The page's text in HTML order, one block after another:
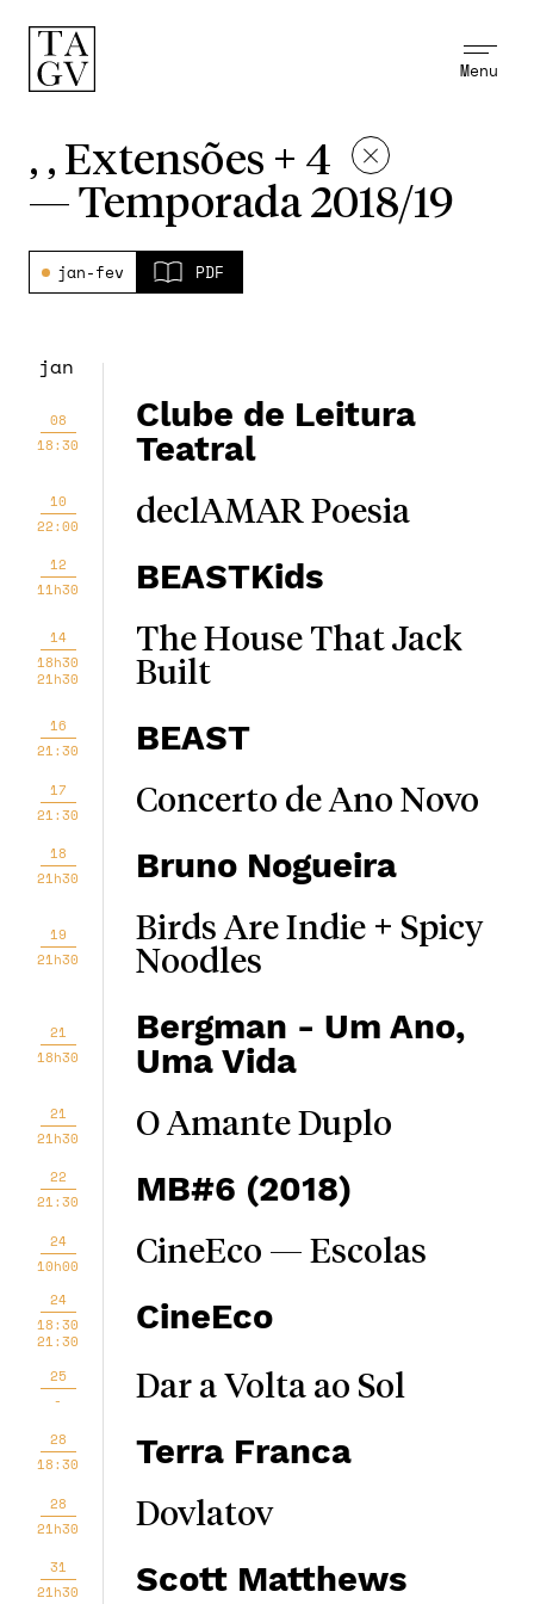
Menu
, , Extensões + 4
— Temporada 2018/19
jan-fev PDF
jan
08
18:30
Clube de Leitura
Teatral
10
22:00
declAMAR Poesia
12
11h30
BEASTKids
14
18h30
21h30
The House That Jack
Built
16
21:30
BEAST
17
21:30
Concerto de Ano Novo
18
21h30
Bruno Nogueira
19
21h30
Birds Are Indie + Spicy
Noodles
21
18h30
Bergman - Um Ano,
Uma Vida
21
21h30
O Amante Duplo
22
21:30
MB#6 (2018)
24
10h00
CineEco — Escolas
24
18:30
21:30
CineEco
25
-
Dar a Volta ao Sol
28
18:30
Terra Franca
28
21h30
Dovlatov
31
21h30
Scott Matthews